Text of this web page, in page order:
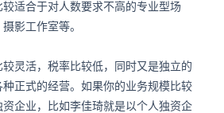
适合于对人数要求不高的专业型场
影工作室等。
灵活，税率比较低，同时又是独立的
正式的经营。如果你的业务规模比较
企业，比如李佳琦就是以个人独资企